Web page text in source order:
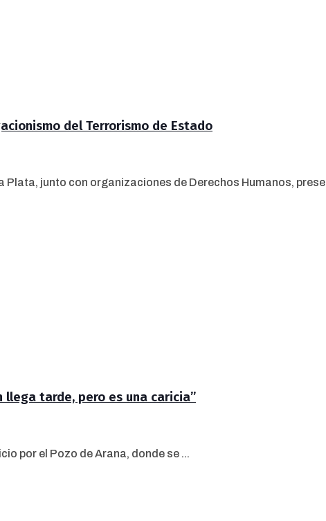
del Terrorismo de Estado
Plata, junto con organizaciones de Derechos Humanos,
llega tarde, pero es una caricia”
por el Pozo de Arana, donde se ...